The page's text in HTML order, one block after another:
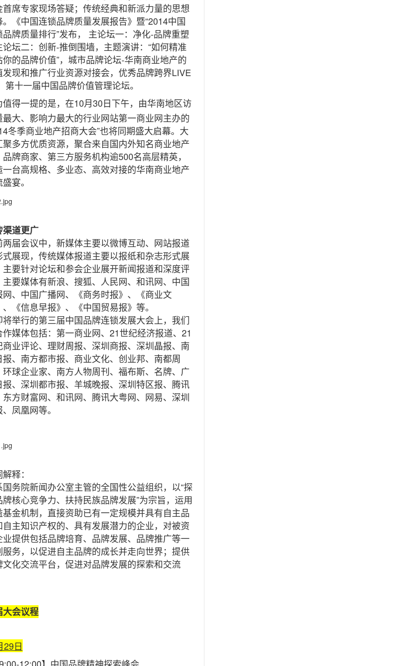
首席专家现场答疑；传统经典和新派力量的思想
。《中国连锁品牌质量发展报告》暨“2014中国
品牌质量排行”发布， 主论坛一：净化-品牌重塑
论坛二：创新-推倒围墙，主题演讲：“如何精准
你的品牌价值”，城市品牌论坛-华南商业地产的
发现和推广行业资源对接会，优秀品牌跨界LIVE
第十一届中国品牌价值管理论坛。
值得一提的是，在10月30日下午，由华南地区访
最大、影响力最大的行业网站第一商业网主办的
冬季商业地产招商大会”也将同期盛大启幕。大
聚多方优质资源，聚合来自国内外知名商业地产
品牌商家、第三方服务机构逾500名高层精英，
一台高规格、多业态、高效对接的华南商业地产
宴。
渠道更广
两届会议中，新媒体主要以微博互动、网站报道
式展现，传统媒体报道主要以报纸和杂志形式展
主要针对论坛和参会企业展开新闻报道和深度评
主要媒体有新浪、搜狐、人民网、和讯网、中国
网、中国广播网、《商务时报》、《商业文
、《信息早报》、《中国贸易报》等。
将举行的第三届中国品牌连锁发展大会上，我们
作媒体包括：第一商业网、21世纪经济报道、21
商业评论、理财周报、深圳商报、深圳晶报、南
报、南方都市报、商业文化、创业邦、南都周
环球企业家、南方人物周刊、福布斯、名牌、广
报、深圳都市报、羊城晚报、深圳特区报、腾讯
东方财富网、和讯网、腾讯大粤网、网易、深圳
凤凰网等。
释：
国务院新闻办公室主管的全国性公益组织，以“探
牌核心竞争力、扶持民族品牌发展”为宗旨，运用
基金机制，直接资助已有一定规模并具有自主品
自主知识产权的、具有发展潜力的企业，对被资
业提供包括品牌培育、品牌发展、品牌推广等一
服务，以促进自主品牌的成长并走向世界；提供
文化交流平台，促进对品牌发展的探索和交流
大会议程
29日